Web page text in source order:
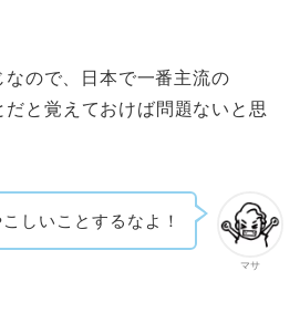
ので、日本で一番主流の
と覚えておけば問題ないと思
マサ
しいことするなよ！